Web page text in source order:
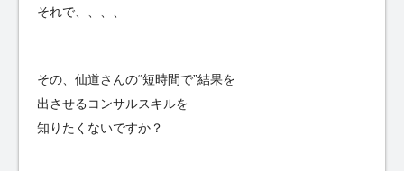
それで、、、、
その、仙道さんの“短時間で”結果を
出させるコンサルスキルを
知りたくないですか？